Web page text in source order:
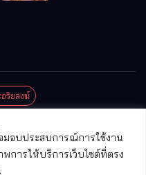
มอบประสบการณ์การใช้งาน
ารให้บริการเว็บไซต์ที่ตรง
ริยสงฆ์